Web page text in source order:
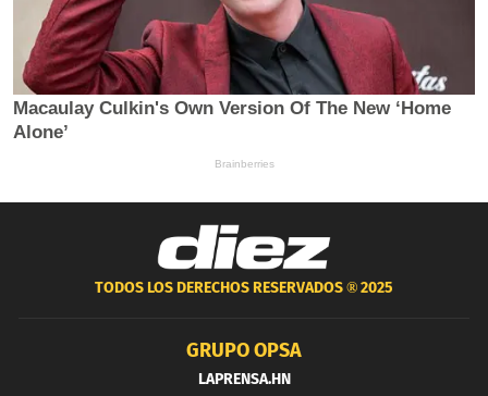
TODOS LOS DERECHOS RESERVADOS ®2025
GRUPO OPSA
LAPRENSA.HN